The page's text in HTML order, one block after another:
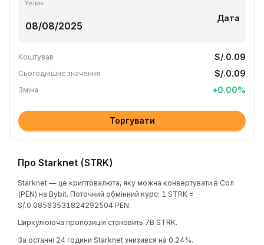
Увімк.
Дата
Коштував S/.0.09
Сьогоднішнє значення S/.0.09
Зміна +0.00%
Торгувати
Про Starknet (STRK)
Starknet — це криптовалюта, яку можна конвертувати в Сол
(PEN) на Bybit. Поточний обмінний курс: 1 STRK =
S/.0.08563531824292504 PEN.
Циркулююча пропозиція становить 7B STRK.
За останні 24 години Starknet знизився на 0.24%.